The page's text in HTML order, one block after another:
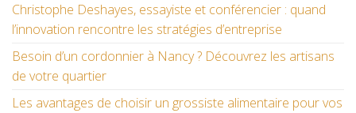
Christophe Deshayes, essayiste et conférencier : quand
l’innovation rencontre les stratégies d’entreprise
Besoin d’un cordonnier à Nancy ? Découvrez les artisans
de votre quartier
Les avantages de choisir un grossiste alimentaire pour vos